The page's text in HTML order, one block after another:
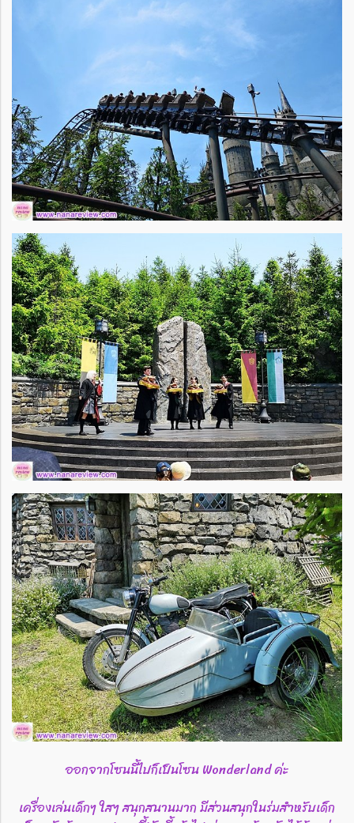
ออกจากโซนนี้ไปก็เป็นโซน Wonderland ค่ะ
เครื่องเล่นเด็กๆ ใสๆ สนุกสนานมาก มีส่วนสนุกในร่มสำหรับเด็ก